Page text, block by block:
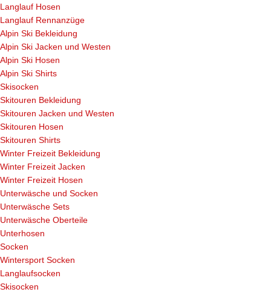
Langlauf Hosen
Langlauf Rennanzüge
Alpin Ski Bekleidung
Alpin Ski Jacken und Westen
Alpin Ski Hosen
Alpin Ski Shirts
Skisocken
Skitouren Bekleidung
Skitouren Jacken und Westen
Skitouren Hosen
Skitouren Shirts
Winter Freizeit Bekleidung
Winter Freizeit Jacken
Winter Freizeit Hosen
Unterwäsche und Socken
Unterwäsche Sets
Unterwäsche Oberteile
Unterhosen
Socken
Wintersport Socken
Langlaufsocken
Skisocken